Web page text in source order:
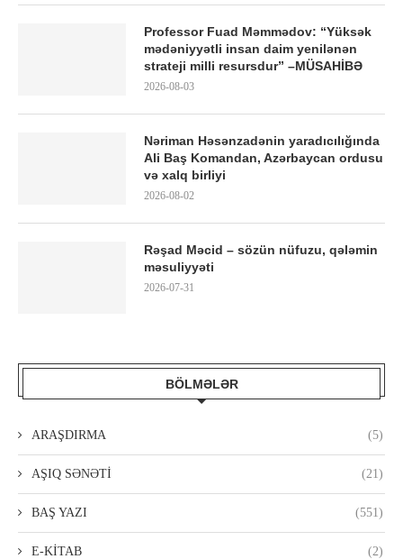
Professor Fuad Məmmədov: “Yüksək
mədəniyyətli insan daim yenilənən
strateji milli resursdur” –MÜSAHİBƏ
2026-08-03
Nəriman Həsənzadənin yaradıcılığında
Ali Baş Komandan, Azərbaycan ordusu
və xalq birliyi
2026-08-02
Rəşad Məcid – sözün nüfuzu, qələmin
məsuliyyəti
2026-07-31
BÖLMƏLƏR
ARAŞDIRMA (5)
AŞIQ SƏNƏTİ (21)
BAŞ YAZI (551)
E-KİTAB (2)